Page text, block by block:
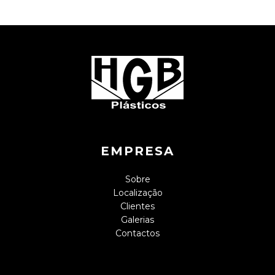
EMPRESA
Sobre
Localização
Clientes
Galerias
Contactos